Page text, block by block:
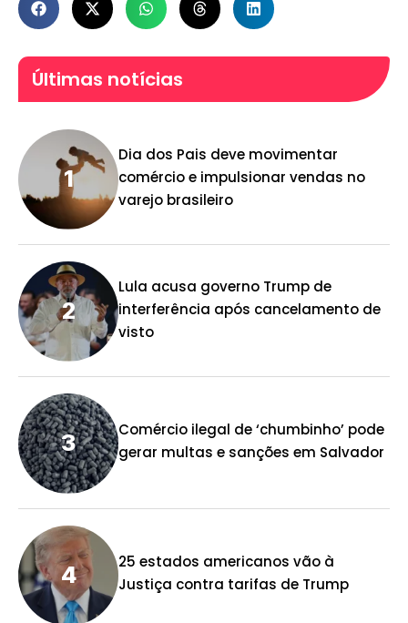
Últimas notícias
Dia dos Pais deve movimentar
comércio e impulsionar vendas no
varejo brasileiro
Lula acusa governo Trump de
interferência após cancelamento de
visto
Comércio ilegal de ‘chumbinho’ pode
gerar multas e sanções em Salvador
25 estados americanos vão à
Justiça contra tarifas de Trump